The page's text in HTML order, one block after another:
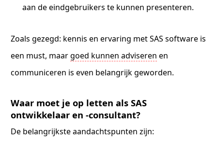
aan de eindgebruikers te kunnen presenteren.
Zoals gezegd: kennis en ervaring met SAS software is
een must, maargoed kunnen adviseren en
communiceren is even belangrijk geworden.
Waar moet je op letten als SAS
ontwikkelaar en -consultant?
De belangrijkste aandachtspunten zijn: